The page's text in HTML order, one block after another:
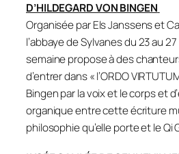
D’HILDEGARD VON BINGEN
Organisée par Els Janssens et
l’abbaye de Sylvanes du 23 au
semaine propose à des
d’entrer dans « l’ORDO
Bingen par la voix et le corps et
organique entre cette écriture
philosophie qu’elle porte et le Qi